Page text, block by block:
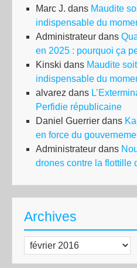
Marc J. dans Maudite
indispensable du
Administrateur dans
en 2025 : pourquoi ça
Kinski dans Maudite
indispensable du
alvarez dans
Perfidie républicaine
Daniel Guerrier dans
en force du
Administrateur dans
drones contre la flottille
Archives
Archives